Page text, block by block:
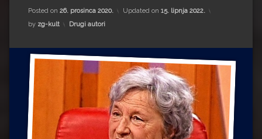
Drugi autori
Drugi autori
Matea Andrić
Ljiljana Lekanić-Kljaić
Željko Krznarić
Posted on 26. prosinca 2020. Updated on 15. lipnja 2022.
by zg-kult Kategorije:
Drugi autori